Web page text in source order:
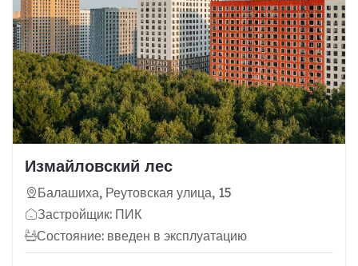
Измайловский лес
Балашиха, Реутовская улица, 15
Застройщик: ПИК
Состояние: введен в эксплуатацию